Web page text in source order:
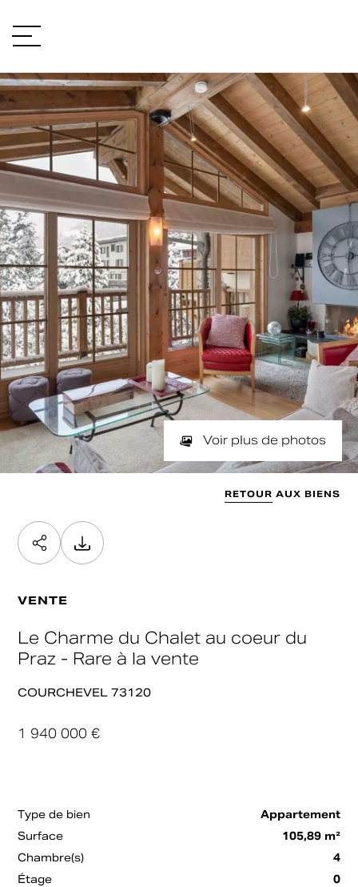
VOTRE PROJET
Type de projet
LOCALISATION
TYPE DE BIEN
type de bien
BUDGET
min / max
VOTRE BUDGET
Min Max
Valider
PIÈCES
min / max
NOMBRE DE PIÈCES
Min Max
SURFACE
min / max
SURFACE SOUHAITÉE
Min Max
Voir plus de photos
RETOUR AUX BIENS
VENTE
Le Charme du Chalet au coeur du
Praz - Rare à la vente
COURCHEVEL 73120
1 940 000 €
Type de bien
Appartement
Surface
105,89 m²
Chambre(s)
4
Étage
0